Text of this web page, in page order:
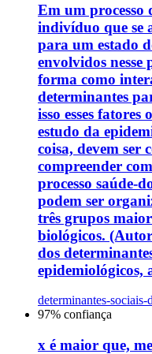
Em um processo
indivíduo que se
para um estado
envolvidos nesse
forma como
determinantes
isso esses
estudo da
coisa, devem ser
compreender
processo saúde-
podem ser
três grupos
biológicos.
dos
epidemiológicos,
determinantes-sociais-
97% confiança
x é maior que,